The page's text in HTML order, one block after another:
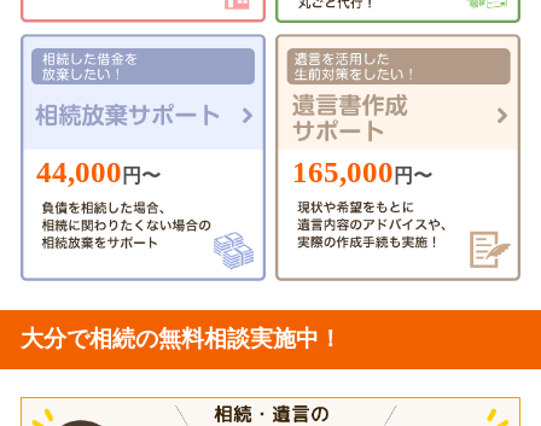
44,000 円〜 165,000 円〜
大分で相続の無料相談実施中！